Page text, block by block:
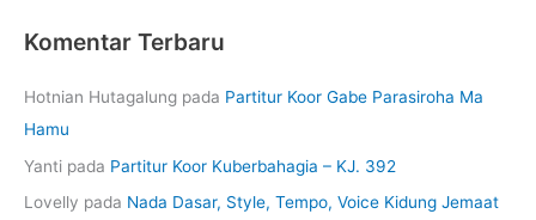
Komentar Terbaru
Hotnian Hutagalung pada Partitur Koor Gabe Parasiroha Ma
Hamu
Yanti pada Partitur Koor Kuberbahagia – KJ. 392
Lovelly pada Nada Dasar, Style, Tempo, Voice Kidung Jemaat